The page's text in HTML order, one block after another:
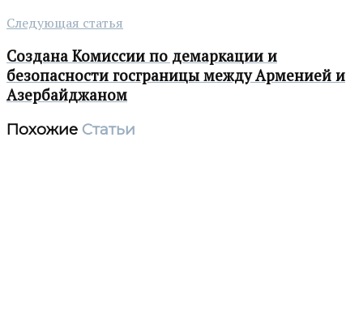
Следующая статья
Создана Комиссии по демаркации и
безопасности госграницы между Арменией и
Азербайджаном
Похожие Статьи